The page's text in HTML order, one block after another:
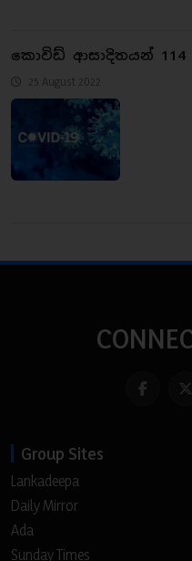
කොවිඩ් ආසාදිතයන් 114
25 August 2022
Group Sites
Lankadeepa
Daily Mirror
Ada
Sunday Times